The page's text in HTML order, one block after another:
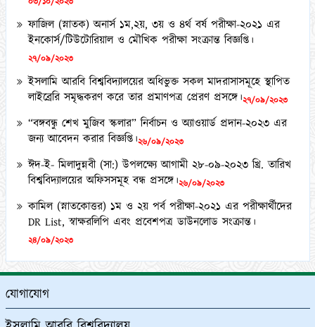
ফাজিল (স্নাতক) অনার্স ১ম,২য়, ৩য় ও ৪র্থ বর্ষ পরীক্ষা-২০২১ এর
ইনকোর্স/টিউটোরিয়াল ও মৌখিক পরীক্ষা সংক্রান্ত বিজ্ঞপ্তি।
২৭/০৯/২০২৩
ইসলামি আরবি বিশ্ববিদ্যালয়ের অধিভুক্ত সকল মাদরাসাসমূহে স্থাপিত
লাইব্রেরি সমৃদ্ধকরণ করে তার প্রমাণপত্র প্রেরণ প্রসঙ্গে।২৭/০৯/২০২৩
“বঙ্গবন্ধু শেখ মুজিব স্কলার” নির্বাচন ও অ্যাওয়ার্ড প্রদান-২০২৩ এর
জন্য আবেদন করার বিজ্ঞপ্তি। ২৬/০৯/২০২৩
ঈদ-ই- মিলাদুন্নবী (সা:) উপলক্ষ্যে আগামী ২৮-০৯-২০২৩ খ্রি. তারিখ
বিশ্ববিদ্যালয়ের অফিসসমূহ বন্ধ প্রসঙ্গে।২৬/০৯/২০২৩
কামিল (স্নাতকোত্তর) ১ম ও ২য় পর্ব পরীক্ষা-২০২১ এর পরীক্ষার্থীদের
DR List, স্বাক্ষরলিপি এবং প্রবেশপত্র ডাউনলোড সংক্রান্ত।
২৪/০৯/২০২৩
২০২২-২০২৩ শিক্ষাবর্ষে অনলাইনে ফাজিল অনার্স ১ম বর্ষে ভর্তিচ্ছু
শিক্ষার্থীদের ২য় মেধা তালিকা ও অপেক্ষমাণ তালিকা প্রকাশ প্রসঙ্গে।
কামিল মাস্টার্স (১ বছর মেয়াদী) পরীক্ষা-২০২১ এর কেন্দ্র তালিকা
প্রকাশ ও অলিখিত উত্তরপত্র বিতরণ প্রসঙ্গে।
যোগাযোগ